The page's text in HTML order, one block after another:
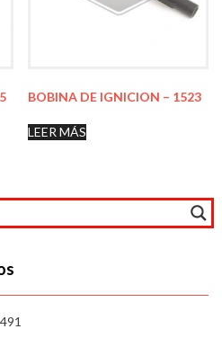
BOBINA DE IGNICION – 1523
LEER MÁS